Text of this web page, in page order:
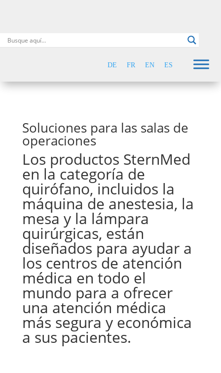
DE FR EN ES
Soluciones para las salas de
operaciones
Los productos SternMed
en la categoría de
quirófano, incluidos la
máquina de anestesia, la
mesa y la lámpara
quirúrgicas, están
diseñados para ayudar a
los centros de atención
médica en todo el
mundo para a ofrecer
una atención médica
más segura y económica
a sus pacientes.